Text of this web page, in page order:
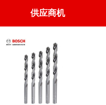
供应商机